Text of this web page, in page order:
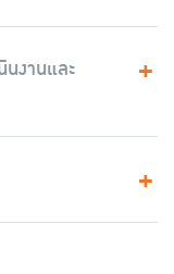
นงานและ